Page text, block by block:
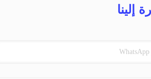
إلينا